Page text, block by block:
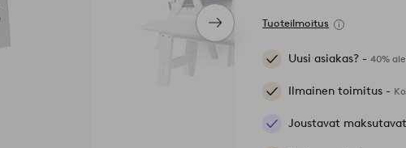
Seuraava
tuote
Tuoteilmoitus
Uusi asiakas? -40%
Ilmainen toimitus -
Joustavat